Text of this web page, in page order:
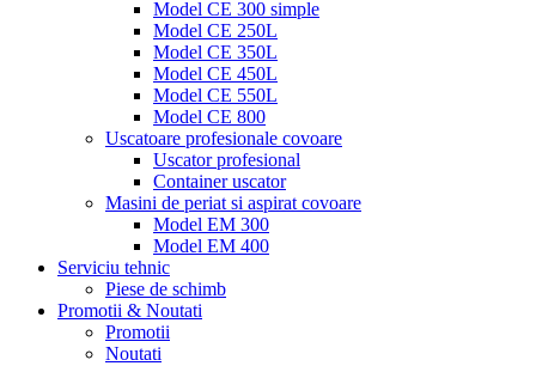
Model CE 300 simple
Model CE 250L
Model CE 350L
Model CE 450L
Model CE 550L
Model CE 800
Uscatoare profesionale covoare
Uscator profesional
Container uscator
Masini de periat si aspirat covoare
Model EM 300
Model EM 400
Serviciu tehnic
Piese de schimb
Promotii & Noutati
Promotii
Noutati